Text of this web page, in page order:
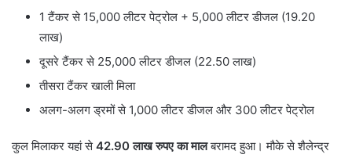
1 टैंकर से 15,000 लीटर पेट्रोल + 5,000 लीटर डीजल (19.20
लाख)
दूसरे टैंकर से 25,000 लीटर डीजल (22.50 लाख)
तीसरा टैंकर खाली मिला
अलग-अलग ड्रमों से 1,000 लीटर डीजल और 300 लीटर पेट्रोल
कुल मिलाकर यहां से42.90 लाख रुपए का मालबरामद हुआ। मौके से शैलेन्द्र